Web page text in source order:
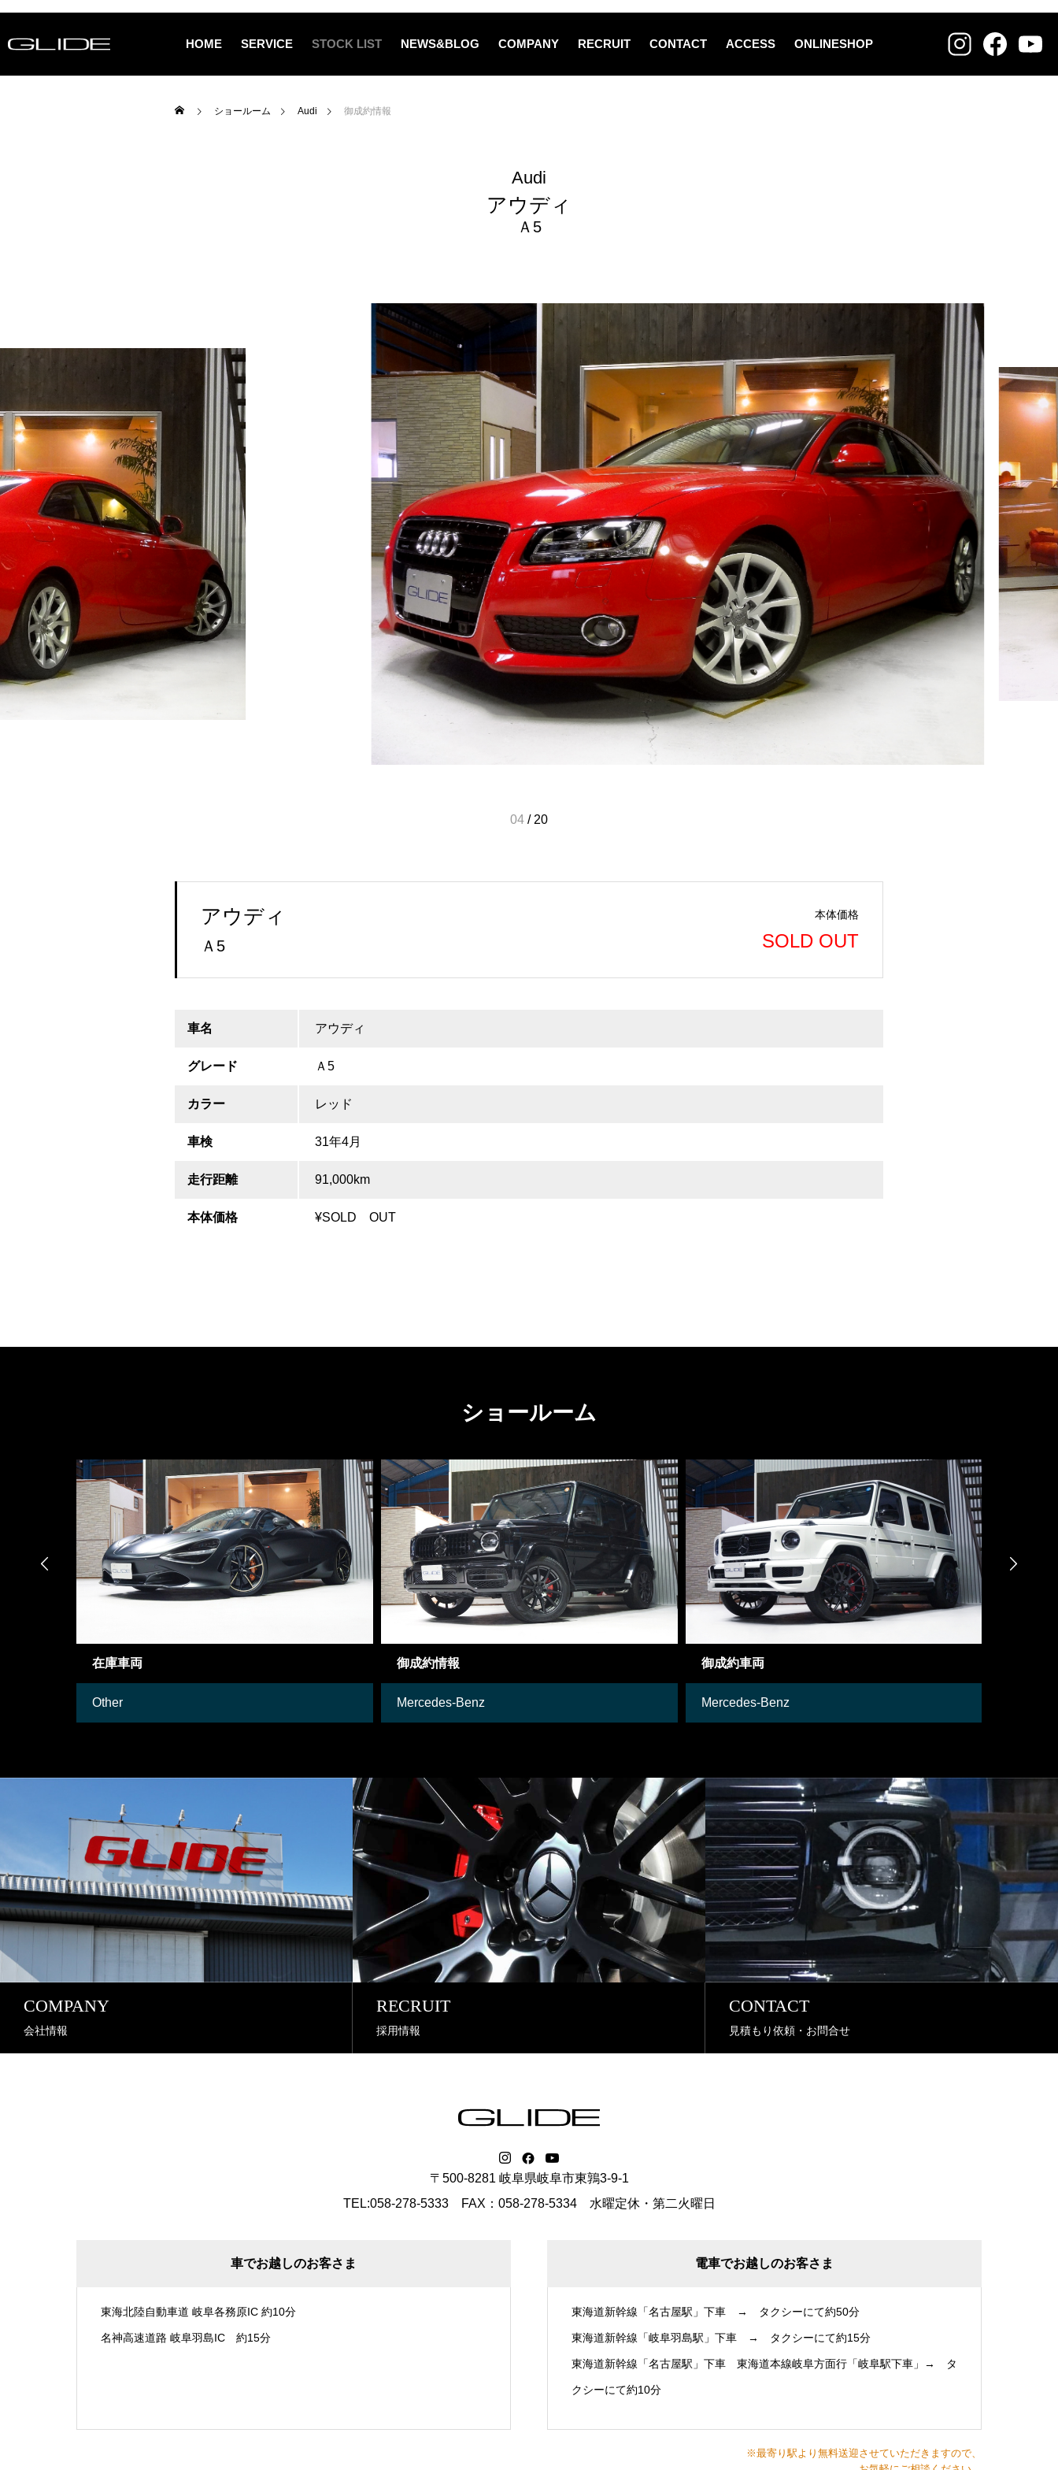
HOME SERVICE STOCK LIST NEWS&BLOG COMPANY RECRUIT CONTACT ACCESS ONLINESHOP
ショールーム Audi 御成約情報
Audi
アウディ
Ａ5
04 / 20
アウディ
Ａ5
本体価格
SOLD OUT
車名 アウディ
グレード Ａ5
カラー レッド
車検 31年4月
走行距離 91,000km
本体価格 ¥SOLD OUT
ショールーム
在庫車両
Other
御成約情報
Mercedes-Benz
御成約車両
Mercedes-Benz
 
COMPANY
会社情報
RECRUIT
採用情報
CONTACT
見積もり依頼・お問合せ
〒500-8281 岐阜県岐阜市東鶉3-9-1
TEL:058-278-5333 FAX：058-278-5334 水曜定休・第二火曜日
車でお越しのお客さま
東海北陸自動車道 岐阜各務原IC 約10分
名神高速道路 岐阜羽島IC 約15分
電車でお越しのお客さま
東海道新幹線「名古屋駅」下車 → タクシーにて約50分
東海道新幹線「岐阜羽島駅」下車 → タクシーにて約15分
東海道新幹線「名古屋駅」下車 東海道本線岐阜方面行「岐阜駅下車」→ タ
クシーにて約10分
※最寄り駅より無料送迎させていただきますので、